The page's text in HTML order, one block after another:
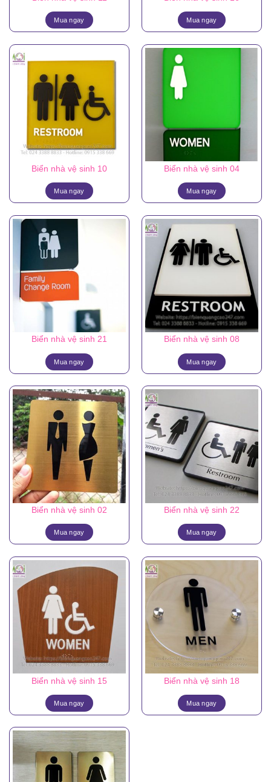
Mua ngay Mua ngay
Biển nhà vệ sinh 10
Mua ngay
Biển nhà vệ sinh 04
Mua ngay
Biển nhà vệ sinh 21
Mua ngay
Biển nhà vệ sinh 08
Mua ngay
Biển nhà vệ sinh 02
Mua ngay
Biển nhà vệ sinh 22
Mua ngay
Biển nhà vệ sinh 15
Mua ngay
Biển nhà vệ sinh 18
Mua ngay